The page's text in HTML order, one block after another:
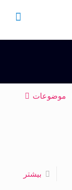
موضوعات
بیشتر